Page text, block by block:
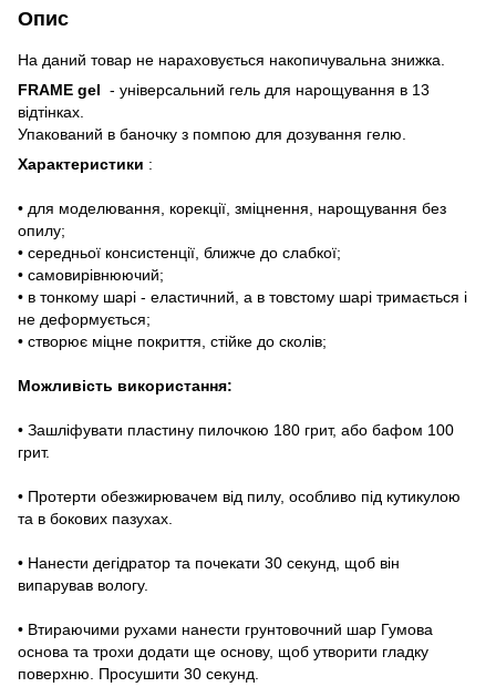
Опис
На даний товар не нараховується накопичувальна знижка.
FRAME gel - універсальний гель для нарощування в 13
відтінках.
Упакований в баночку з помпою для дозування гелю.
Характеристики :
• для моделювання, корекції, зміцнення, нарощування без
опилу;
• середньої консистенції, ближче до слабкої;
• самовирівнюючий;
• в тонкому шарі - еластичний, а в товстому шарі тримається і
не деформується;
• створює міцне покриття, стійке до сколів;
Можливість використання:
• Зашліфувати пластину пилочкою 180 грит, або бафом 100
грит.
• Протерти обезжирювачем від пилу, особливо під кутикулою
та в бокових пазухах.
• Нанести дегідратор та почекати 30 секунд, щоб він
випарував вологу.
• Втираючими рухами нанести грунтовочний шар Гумова
основа та трохи додати ще основу, щоб утворити гладку
поверхню. Просушити 30 секунд.